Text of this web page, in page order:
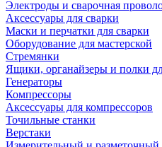
Электроды и сварочная
Аксессуары для сварки
Маски и перчатки для сварки
Оборудование для мастерской
Стремянки
Ящики, органайзеры и полки
Генераторы
Компрессоры
Аксессуары для компрессоров
Точильные станки
Верстаки